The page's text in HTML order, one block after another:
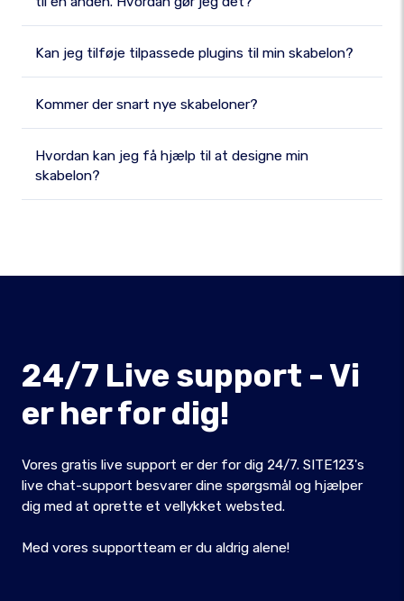
Kan jeg tilføje tilpassede plugins til min skabelon?
Kommer der snart nye skabeloner?
Hvordan kan jeg få hjælp til at designe min
skabelon?
24/7 Live support - Vi
er her for dig!
Vores gratis live support er der for dig 24/7. SITE123's
live chat-support besvarer dine spørgsmål og hjælper
dig med at oprette et vellykket websted.
Med vores supportteam er du aldrig alene!